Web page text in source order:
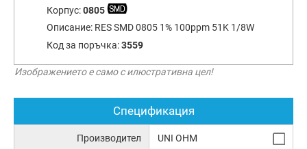
Корпус:0805
Описание: RES SMD 0805 1% 100ppm 51K 1/8W
Код за поръчка:3559
Изображението е само с илюстративна цел!
Спецификация
Производител UNI OHM